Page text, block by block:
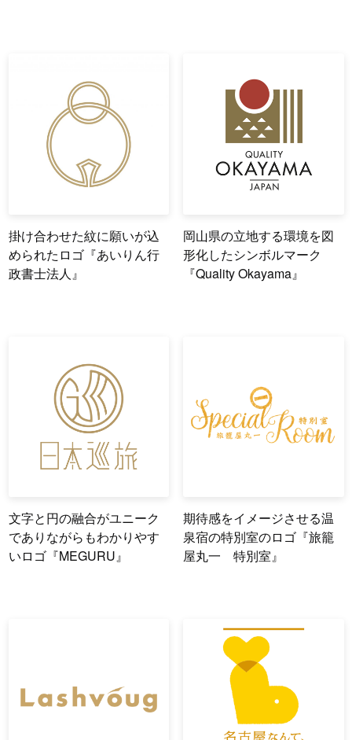
掛け合わせた紋に願いが込
められたロゴ『あいりん行
政書士法人』
岡山県の立地する環境を図
形化したシンボルマーク
『Quality Okayama』
文字と円の融合がユニーク
でありながらもわかりやす
いロゴ『MEGURU』
期待感をイメージさせる温
泉宿の特別室のロゴ『旅籠
屋丸一 特別室』